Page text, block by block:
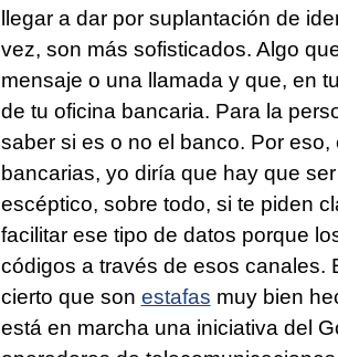
llegar a dar por suplantación de
vez, son más sofisticados. Algo
mensaje o una llamada y que, en
de tu oficina bancaria. Para la
saber si es o no el banco. Por
bancarias, yo diría que hay que
escéptico, sobre todo, si te piden
facilitar ese tipo de datos porque
códigos a través de esos canales.
cierto que son estafas muy bien
está en marcha una iniciativa del